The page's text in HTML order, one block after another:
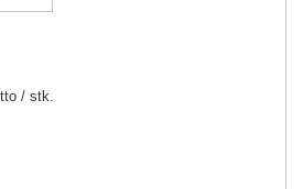
/ stk.